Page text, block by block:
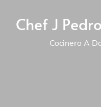
Chef J
Cocinero A